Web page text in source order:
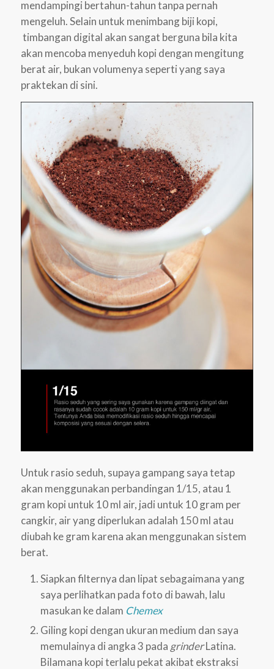
mendampingi bertahun-tahun tanpa pernah
mengeluh. Selain untuk menimbang biji kopi,
timbangan digital akan sangat berguna bila kita
akan mencoba menyeduh kopi dengan mengitung
berat air, bukan volumenya seperti yang saya
praktekan di sini.
Untuk rasio seduh, supaya gampang saya tetap
akan menggunakan perbandingan 1/15, atau 1
gram kopi untuk 10 ml air, jadi untuk 10 gram per
cangkir, air yang diperlukan adalah 150 ml atau
diubah ke gram karena akan menggunakan sistem
berat.
Siapkan filternya dan lipat sebagaimana yang
saya perlihatkan pada foto di bawah, lalu
masukan ke dalam Chemex
Giling kopi dengan ukuran medium dan saya
memulainya di angka 3 pada grinderLatina.
Bilamana kopi terlalu pekat akibat ekstraksi